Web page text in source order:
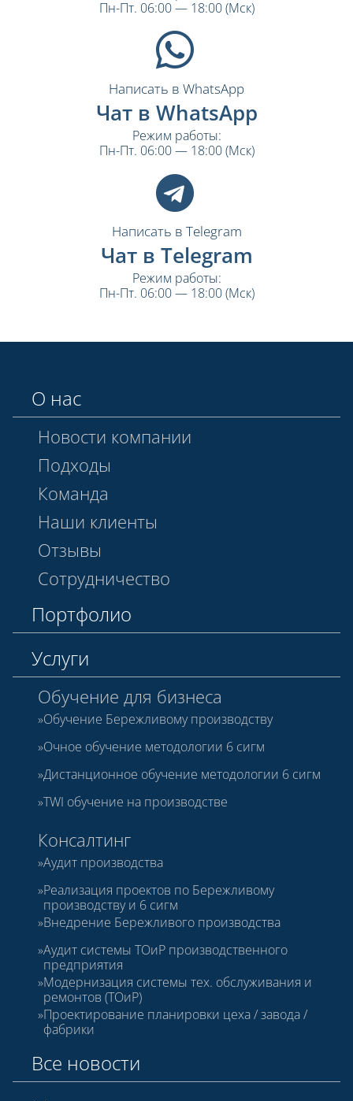
Пн-Пт. 06:00 — 18:00 (Мск)
Написать в WhatsApp
Чат в WhatsApp
Режим работы:
Пн-Пт. 06:00 — 18:00 (Мск)
Написать в Telegram
Чат в Telegram
Режим работы:
Пн-Пт. 06:00 — 18:00 (Мск)
О нас
Новости компании
Подходы
Команда
Наши клиенты
Отзывы
Сотрудничество
Портфолио
Услуги
Обучение для бизнеса
Обучение Бережливому производству
Очное обучение методологии 6 сигм
Дистанционное обучение методологии 6 сигм
TWI обучение на производстве
Консалтинг
Аудит производства
Реализация проектов по Бережливому
производству и 6 сигм
Внедрение Бережливого производства
Аудит системы ТОиР производственного
предприятия
Модернизация системы тех. обслуживания и
ремонтов (ТОиР)
Проектирование планировки цеха / завода /
фабрики
Все новости